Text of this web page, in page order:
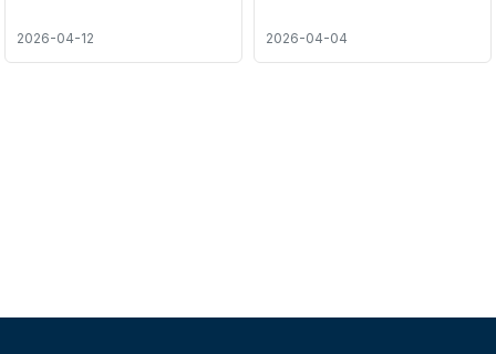
2026-04-12 2026-04-04